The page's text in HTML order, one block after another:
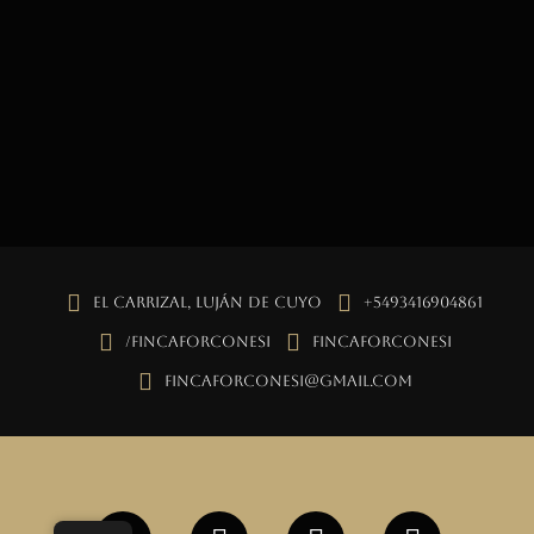
El Carrizal, Luján de Cuyo +5493416904861
/fincaforconesi fincaforconesi
fincaforconesi@gmail.com